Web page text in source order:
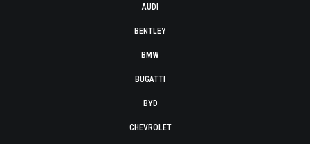
AUDI
BENTLEY
BMW
BUGATTI
BYD
CHEVROLET